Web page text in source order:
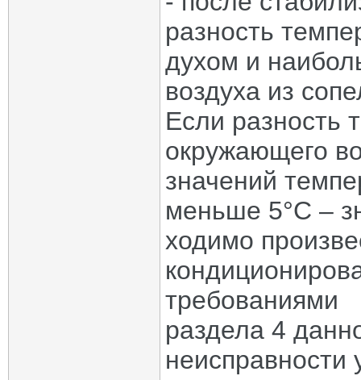
разность
духом и
воздуха из
Если разность
окружающего
значений
меньше 5°С –
ходимо
требованиями
раздела 4